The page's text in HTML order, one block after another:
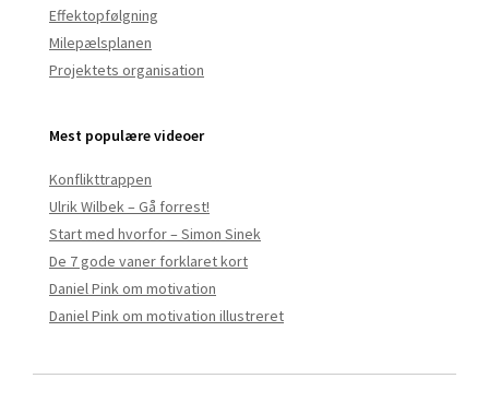
Effektopfølgning
Milepælsplanen
Projektets organisation
Mest populære videoer
Konflikttrappen
Ulrik Wilbek – Gå forrest!
Start med hvorfor – Simon Sinek
De 7 gode vaner forklaret kort
Daniel Pink om motivation
Daniel Pink om motivation illustreret